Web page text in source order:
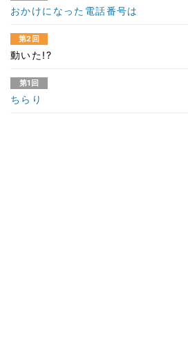
おかけになった電話番号は
第2回
動いた!?
第1回
ちらり